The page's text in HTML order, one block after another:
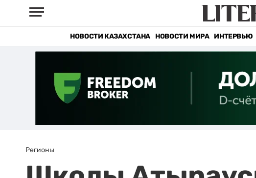
НОВОСТИ КАЗАХСТАНА НОВОСТИ МИРА ИНТЕРВЬЮ
Регионы